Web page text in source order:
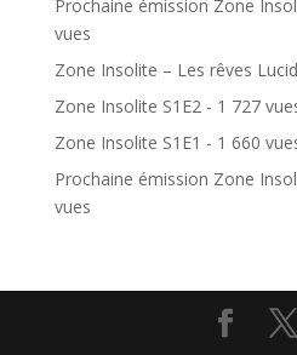
Prochaine émission Zone
vues
Zone Insolite – Les rêves
Zone Insolite S1E2- 1 727
Zone Insolite S1E1 - 1 660
Prochaine émission Zone
vues